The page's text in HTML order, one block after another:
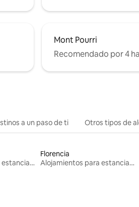
Mont Pourri
Recomendado por 4
a un paso de ti Otros tipos de
Alojamientos para estancias largas
Florencia
Alojamientos para estancias largas